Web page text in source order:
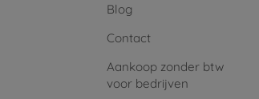
Blog
Contact
Aankoop zonder btw
voor bedrijven